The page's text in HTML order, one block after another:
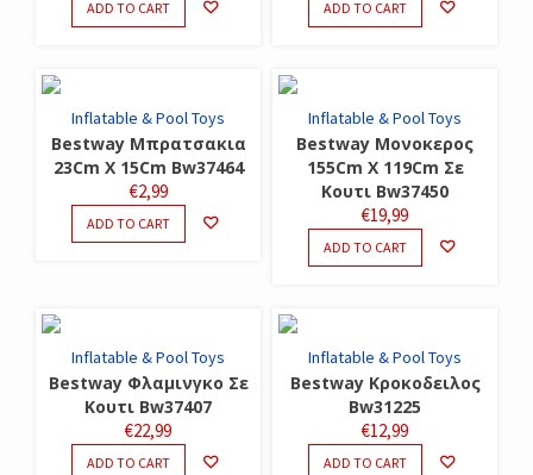
ADD TO CART ADD TO CART
Inflatable & Pool Toys
Bestway Μπρατσακια
23Cm X 15Cm Bw37464
€2,99
ADD TO CART
Inflatable & Pool Toys
Bestway Μονοκερος
155Cm X 119Cm Σε
Κουτι Bw37450
€19,99
ADD TO CART
Inflatable & Pool Toys
Bestway Φλαμινγκο Σε
Κουτι Bw37407
€22,99
ADD TO CART
Inflatable & Pool Toys
Bestway Κροκοδειλος
Bw31225
€12,99
ADD TO CART